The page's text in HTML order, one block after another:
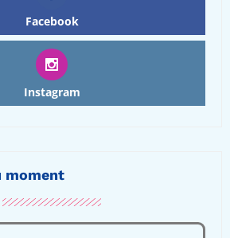
Facebook
Instagram
moment